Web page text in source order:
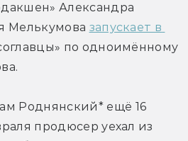
Александра
Мелькумова запускает в
по одноимённому
Роднянский* ещё 16
продюсер уехал из